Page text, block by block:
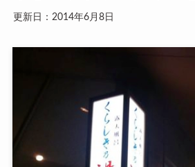
更新日：2014年6月8日